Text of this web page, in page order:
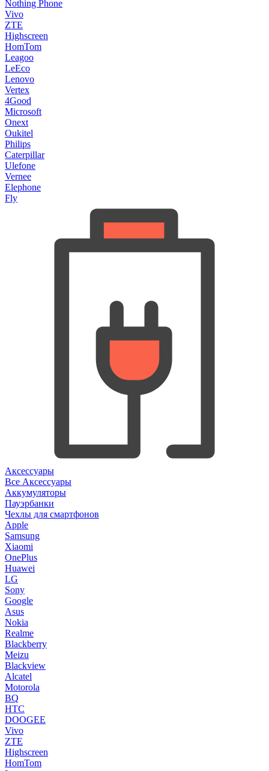
Nothing Phone
Vivo
ZTE
Highscreen
HomTom
Leagoo
LeEco
Lenovo
Vertex
4Good
Microsoft
Onext
Oukitel
Philips
Caterpillar
Ulefone
Vernee
Elephone
Fly
Аксессуары
Все Аксессуары
Аккумуляторы
Пауэрбанки
Чехлы для смартфонов
Apple
Samsung
Xiaomi
OnePlus
Huawei
LG
Sony
Google
Asus
Nokia
Realme
Blackberry
Meizu
Blackview
Alcatel
Motorola
BQ
HTC
DOOGEE
Vivo
ZTE
Highscreen
HomTom